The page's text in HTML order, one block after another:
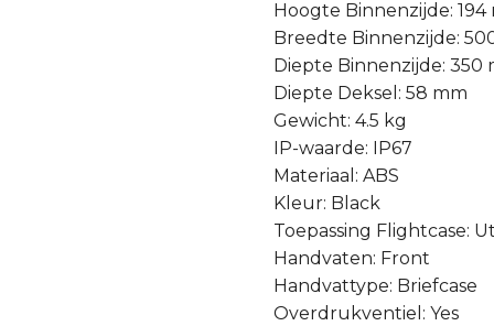
Hoogte Binnenzijde: 194
Breedte Binnenzijde:
Diepte Binnenzijde: 350
Diepte Deksel: 58 mm
Gewicht: 4.5 kg
IP-waarde: IP67
Materiaal: ABS
Kleur: Black
Toepassing Flightcase:
Handvaten: Front
Handvattype: Briefcase
Overdrukventiel: Yes